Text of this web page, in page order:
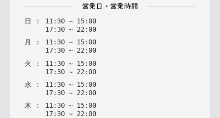
営業日・営業時間
日 : 11: 30 ~ 15: 00
17: 30 ~ 22: 00
月
: 11: 30 ~ 15: 00
17: 30 ~ 22: 00
火
: 11 : 30 ~ 15: 00
17: 30 ~ 22 : 00
水 : 11 : 30 ~ 15: 00
17: 30 ~ 22 : 00
木 : 11 : 30 ~ 15: 00
17: 30 ~ 22 : 00